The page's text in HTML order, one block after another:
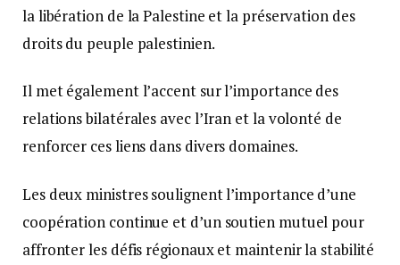
la libération de la Palestine et la préservation des
droits du peuple palestinien.
Il met également l’accent sur l’importance des
relations bilatérales avec l’Iran et la volonté de
renforcer ces liens dans divers domaines.
Les deux ministres soulignent l’importance d’une
coopération continue et d’un soutien mutuel pour
affronter les défis régionaux et maintenir la stabilité